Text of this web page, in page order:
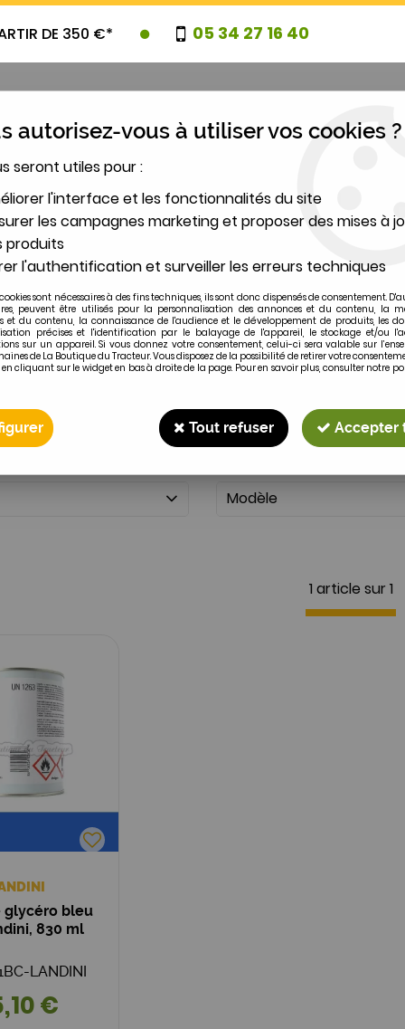
DE 350 €* 05 34 27 16 40
PROMOTIONS
2 MODÈLE
7500
Modèle
1 article sur 1
glycéro bleu
830 ml
LANDINI
€
autorisez-vous à utiliser vos cookies ?
seront utiles pour :
l'interface et les fonctionnalités du site
les campagnes marketing et proposer des mises à
produits
l'authentification et surveiller les erreurs techniques
sont nécessaires à des fins techniques, ils sont donc dispensés de consentement.
peuvent être utilisés pour la personnalisation des annonces et du contenu, la
et du contenu, la connaissance de l'audience et le développement de produits, les
précises et l'identification par le balayage de l'appareil, le stockage et/ou
sur un appareil. Si vous donnez votre consentement, celui-ci sera valable sur
de La Boutique du Tracteur. Vous disposez de la possibilité de retirer votre
cliquant sur le widget en bas à droite de la page. Pour en savoir plus, consulter notre
Tout refuser Accepter